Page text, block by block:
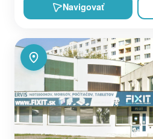
Navigovať